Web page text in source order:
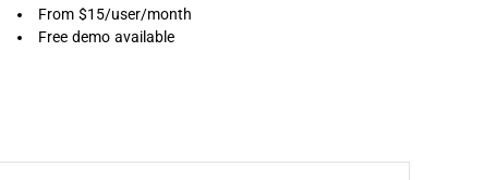
From $15/user/month
Free demo available